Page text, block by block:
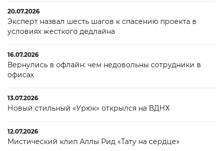
20.07.2026
Эксперт назвал шесть шагов к спасению проекта в
условиях жесткого дедлайна
16.07.2026
Вернулись в офлайн: чем недовольны сотрудники в
офисах
13.07.2026
Новый стильный «Урюк» открылся на ВДНХ
12.07.2026
Мистический клип Аллы Рид «Тату на сердце»